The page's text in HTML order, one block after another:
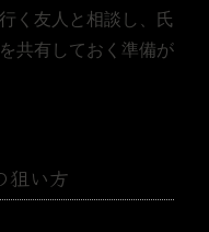
く友人と相談し、氏
共有しておく準備が
狙い方